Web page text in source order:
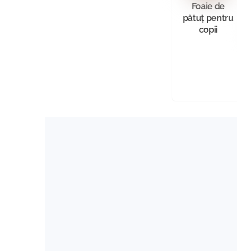
Foaie de
pătuț pentru
copii